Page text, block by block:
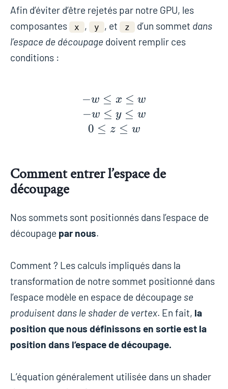
Afin d’éviter d’être rejetés par notre GPU, les
composantes
x , y , et z d’un sommet dans
l’espace de découpage doivent remplir ces
conditions :
−w ≤ x ≤ w \\ −w ≤
−w ≤ x ≤ w
−w ≤ y ≤ w
0 ≤ z ≤ w
Comment entrer l’espace de
découpage
Nos sommets sont positionnés dans l’espace de
découpage par nous.
Comment ? Les calculs impliqués dans la
transformation de notre sommet positionné dans
l’espace modèle en espace de découpage se
produisent dans le shader de vertex. En fait, la
position que nous définissons en sortie est la
position dans l’espace de découpage.
L’équation généralement utilisée dans un shader